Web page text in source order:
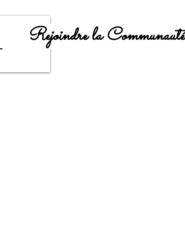
Rejoindre la Communauté